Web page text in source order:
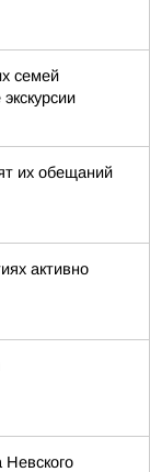
семей
их обещаний
активно